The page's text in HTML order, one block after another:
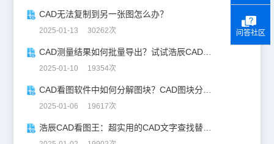
CAD无法复制到另一张图怎么办？
2025-01-13 30262次
CAD测量结果如何批量导出？试试浩辰CAD看图王！
2025-01-10 19354次
CAD看图软件中如何分解图块？CAD图块分解详解！
2025-01-06 19617次
浩辰CAD看图王：超实用的CAD文字查找替换技巧分享！
问答社区